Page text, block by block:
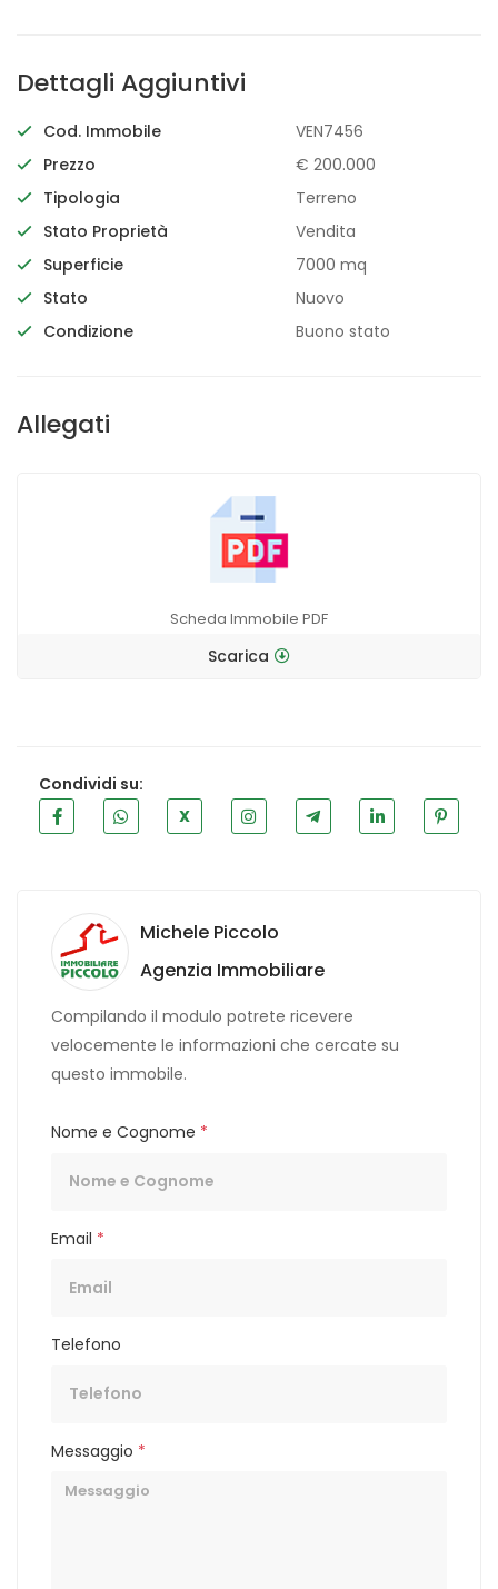
Dettagli Aggiuntivi
Cod. Immobile
VEN7456
Prezzo
€ 200.000
Tipologia
Terreno
Stato Proprietà
Vendita
Superficie
7000 mq
Stato
Nuovo
Condizione
Buono stato
Allegati
Scheda Immobile PDF
Scarica
Condividi su:
X
Michele Piccolo
Agenzia Immobiliare
Compilando il modulo potrete ricevere
velocemente le informazioni che cercate su
questo immobile.
Nome e Cognome *
Email *
Telefono
Messaggio *